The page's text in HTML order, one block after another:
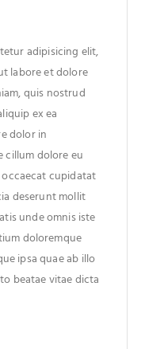
adipisicing elit,
labore et dolore
quis nostrud
ex ea
dolor in
cillum dolore eu
cupidatat
deserunt mollit
unde omnis iste
doloremque
ipsa quae ab illo
beatae vitae dicta